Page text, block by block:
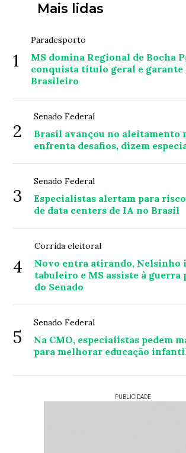
Mais lidas
1
Paradesporto
MS domina Regional de Bocha
conquista título geral e garante
Brasileiro
2
Senado Federal
Brasil avançou no aleitamento
enfrenta desafios, dizem
3
Senado Federal
Especialistas alertam para
de data centers de IA no Brasil
4
Corrida eleitoral
Novo entra atirando, Nelsinho
tabuleiro e MS assiste à guerra
do Senado
5
Senado Federal
Na CMO, especialistas pedem
para melhorar educação
PUBLICIDADE